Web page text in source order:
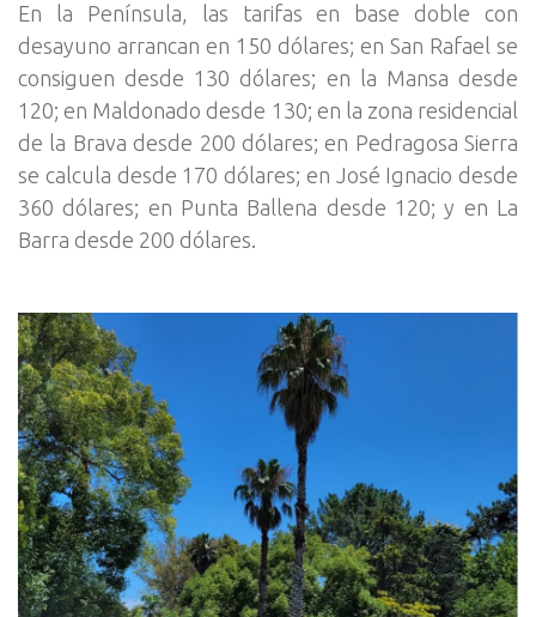
En la Península, las tarifas en base doble con
desayuno arrancan en 150 dólares; en San Rafael se
consiguen desde 130 dólares; en la Mansa desde
120; en Maldonado desde 130; en la zona residencial
de la Brava desde 200 dólares; en Pedragosa Sierra
se calcula desde 170 dólares; en José Ignacio desde
360 dólares; en Punta Ballena desde 120; y en La
Barra desde 200 dólares.